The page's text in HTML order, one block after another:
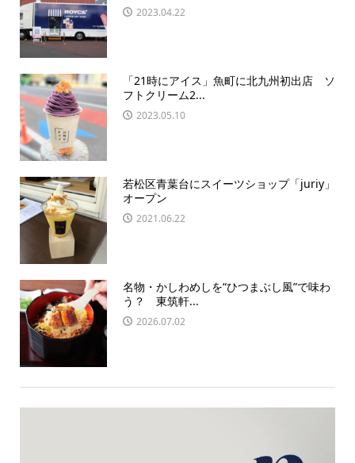
2023.04.22
「21時にアイス」魚町に北九州初出店 ソ
フトクリーム2...
2023.05.10
若松区青葉台にスイーツショップ「juriy」
オープン
2021.06.22
名物・かしわめしを“ひつまぶし風”で味わ
う？ 東筑軒...
2026.07.02